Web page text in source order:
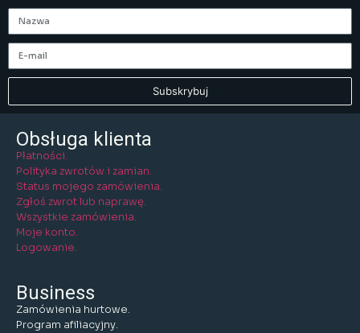
Subskrybuj
Obsługa klienta
Płatności.
Polityka zwrotów i zamian.
Status mojego zamówienia.
Zgłoś zwrot lub naprawę.
Wszystkie zamówienia.
Moje konto.
Logowanie.
Business
Zamówienia hurtowe.
Program afiliacyjny.